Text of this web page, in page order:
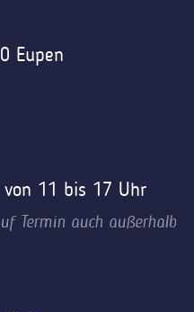
Eupen
von 11 bis 17 Uhr
Termin auch außerhalb